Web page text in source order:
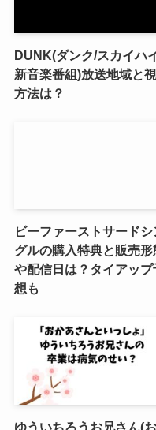
DUNK(ダンク/スカイハ
新音楽番組)放送地域と
方法は？
ビーファーストサードシ
グルの購入特典と販売形
や配信日は？タイアップ
想も
ゆういちろうお兄さん(